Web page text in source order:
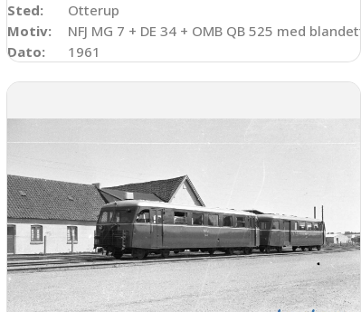
til Odense
Sted:
Otterup
Motiv:
NFJ MG 7 + DE 34 + OMB QB 525 med
Dato:
1961